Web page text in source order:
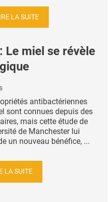
LA SUITE
Le miel se révèle
antibactériennes
sont connues depuis des
mais cette étude de
de Manchester lui
un nouveau bénéfice, ...
LA SUITE